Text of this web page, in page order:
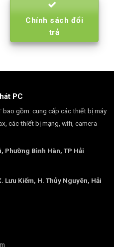
Chính sách đổi
trả
PC
bao gồm: cung cấp các thiết bị máy
các thiết bị mạng, wifi, camera
Phường Bình Hàn, TP Hải
Lưu Kiếm, H. Thủy Nguyên, Hải